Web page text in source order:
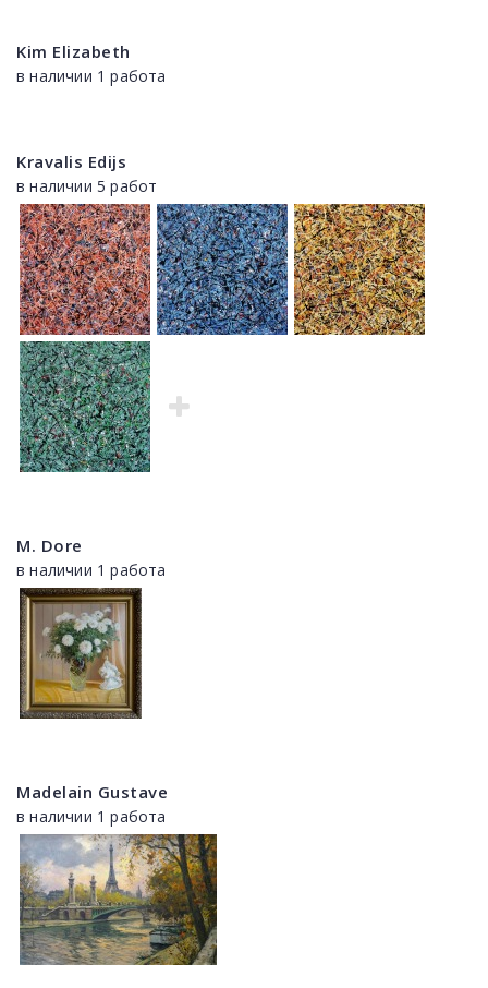
Kim Elizabeth
в наличии 1 работа
Kravalis Edijs
в наличии 5 работ
M. Dore
в наличии 1 работа
Madelain Gustave
в наличии 1 работа